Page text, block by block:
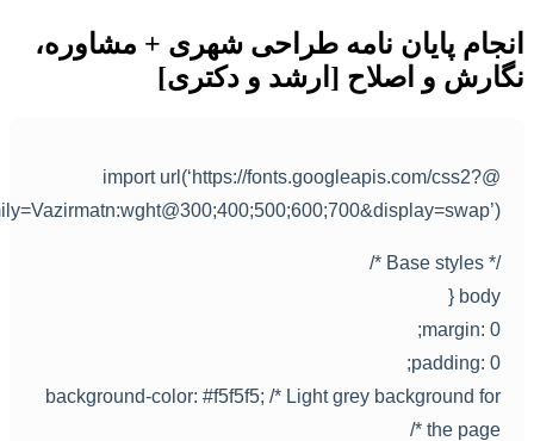
پایان نامه طراحی شهری + مشاوره،
و اصلاح [ارشد و دکتری]
@import url(‘https://fonts.googleapis.com/css2?
family=Vazirmatn:wght@300;400;500;600;700&display=swap’);
body {
margin: 0;
padding: 0;
background-color: #f5f5f5; /* Light grey background for
the page */